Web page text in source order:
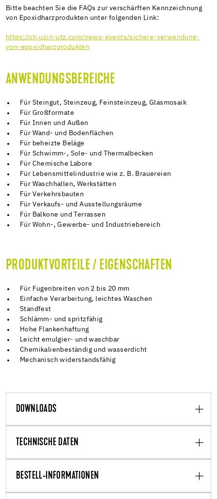
Bitte beachten Sie die FAQs zur verschärften Kennzeichnung
von Epoxidharzprodukten unter folgenden Link:
https://ch.uzin-utz.com/news-events/sichere-verwendung-
von-epoxidharzprodukten
ANWENDUNGSBEREICHE
Für Steingut, Steinzeug, Feinsteinzeug, Glasmosaik
Für Großformate
Für Innen und Außen
Für Wand- und Bodenflächen
Für beheizte Beläge
Für Schwimm-, Sole- und Thermalbecken
Für Chemische Labore
Für Lebensmittelindustrie wie z. B. Brauereien
Für Waschhallen, Werkstätten
Für Verkehrsbauten
Für Verkaufs- und Ausstellungsräume
Für Balkone und Terrassen
Für Wohn-, Gewerbe- und Industriebereich
PRODUKTVORTEILE / EIGENSCHAFTEN
Für Fugenbreiten von 2 bis 20 mm
Einfache Verarbeitung, leichtes Waschen
Standfest
Schlämm- und spritzfähig
Hohe Flankenhaftung
Leicht emulgier- und waschbar
Chemikalienbeständig und wasserdicht
Mechanisch widerstandsfähig
DOWNLOADS
TECHNISCHE DATEN
BESTELL-INFORMATIONEN